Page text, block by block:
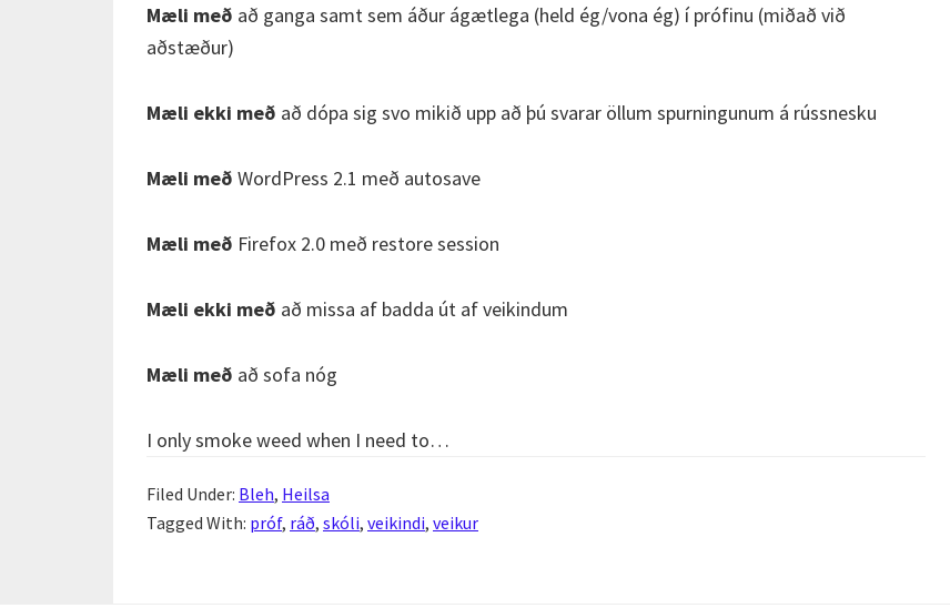
Mæli með að ganga samt sem áður ágætlega (held ég/vona ég) í prófinu (miðað við
aðstæður)
Mæli ekki með að dópa sig svo mikið upp að þú svarar öllum spurningunum á rússnesku
Mæli með WordPress 2.1 með autosave
Mæli með Firefox 2.0 með restore session
Mæli ekki með að missa af badda út af veikindum
Mæli með að sofa nóg
I only smoke weed when I need to…
Filed Under: Bleh, Heilsa
Tagged With: próf, ráð, skóli, veikindi, veikur